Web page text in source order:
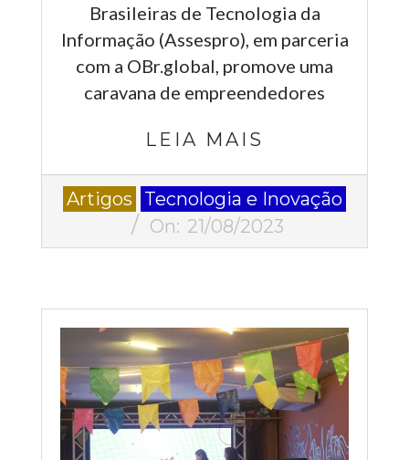
Brasileiras de Tecnologia da
Informação (Assespro), em parceria
com a OBr.global, promove uma
caravana de empreendedores
LEIA MAIS
2023-
08-
Artigos
Tecnologia e Inovação
On: 21/08/2023